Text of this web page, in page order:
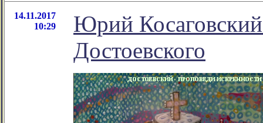
14.11.2017
10:29
Юрий
Достоевского